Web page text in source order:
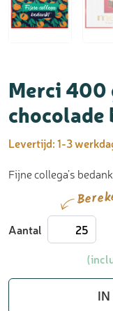
Merci 400
chocolade
Levertijd:1-3
Fijne collega’s
Aantal Merci
400